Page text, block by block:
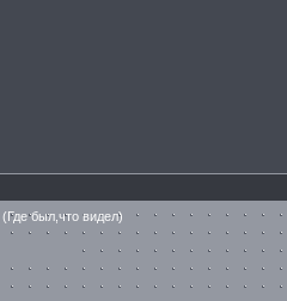
(Где был,что видел)